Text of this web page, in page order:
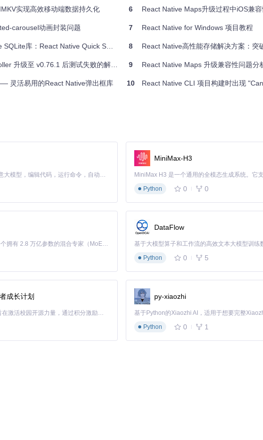
实现高效移动端数据持久化
carousel动画封装问题
库：React Native Quick SQLite
级至 v0.76.1 后测试失败的解决方案
灵活易用的React Native弹出框库
6 React Native Maps升级过程中iOS兼
7 React Native for Windows 项目教程
8 React Native高性能存储解决方案：突破
9 React Native Maps 升级兼容性问题分
10 React Native CLI 项目构建时出现 "Cannot read
Claude Code 的开源替代方案。连接任意大模型，编辑代码，运行命令，自动验证 — 全自动执行。用 Rust 构建，极致性能。 ｜ An open-source alternative to Claude Code. Connect any LLM, edit code, run commands, and verify changes — autonomously. Built in Rust for speed. Get Started
MiniMax-H3
Python
0 0
Kimi K3 是Kimi能力最强的模型：这是一个拥有 2.8 万亿参数的混合专家（MoE）模型，具备原生视觉理解能力，并支持 100 万 token 的上下文窗口。
DataFlow
基于大模型算子和工作流的高效文本大模型训练
Python
0 5
成长计划
「源启盛夏」暑期校园开发者成长计划旨在激活校园开源力量，通过积分激励、认证扶持、资源倾斜等形式，引导高校组织和开发者完成「入驻 — 建项目 — 做贡献 — 获认证 — 得资源」的完整闭环。无论你是想带领社团入驻平台的组织者，还是希望用代码贡献证明自己的开发者，都能在这里找到属于你的成长路径。
py-xiaozhi
Python
0 1